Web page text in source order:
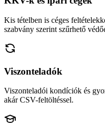
Kis tételben is céges
szabvány szerint szűrhető
Viszonteladók
Viszonteladói kondíciók és
akár CSV-feltöltéssel.